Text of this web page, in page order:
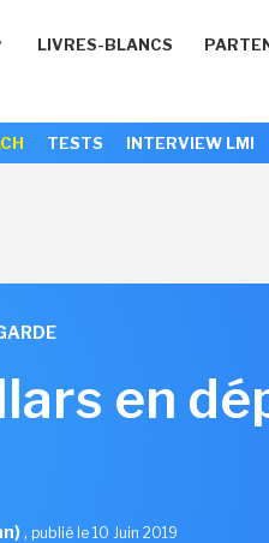
LIVRES-BLANCS
TESTS INTERVIEW LMI
en
, publié le 10 Juin 2019